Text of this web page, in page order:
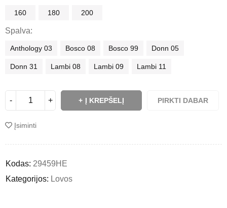
160 180 200
Spalva
Anthology 03 Bosco 08 Bosco 99 Donn 05
Donn 31 Lambi 08 Lambi 09 Lambi 11
Į KREPŠELĮ PIRKTI DABAR
Įsiminti
Kodas: 29459HE
Kategorijos: Lovos